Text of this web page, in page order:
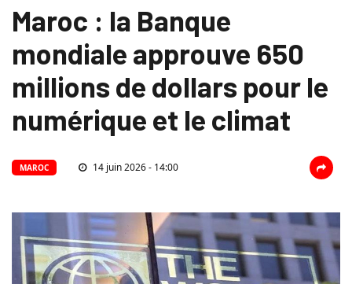
Maroc : la Banque
mondiale approuve 650
millions de dollars pour le
numérique et le climat
MAROC 14 juin 2026 - 14:00